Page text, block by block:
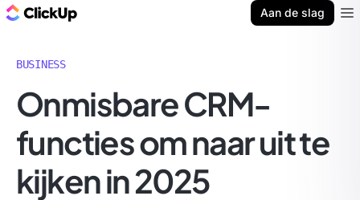
Aan de slag
BUSINESS
Onmisbare CRM-
functies om naar uit te
kijken in 2025